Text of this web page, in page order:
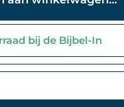
bij de Bijbel-In